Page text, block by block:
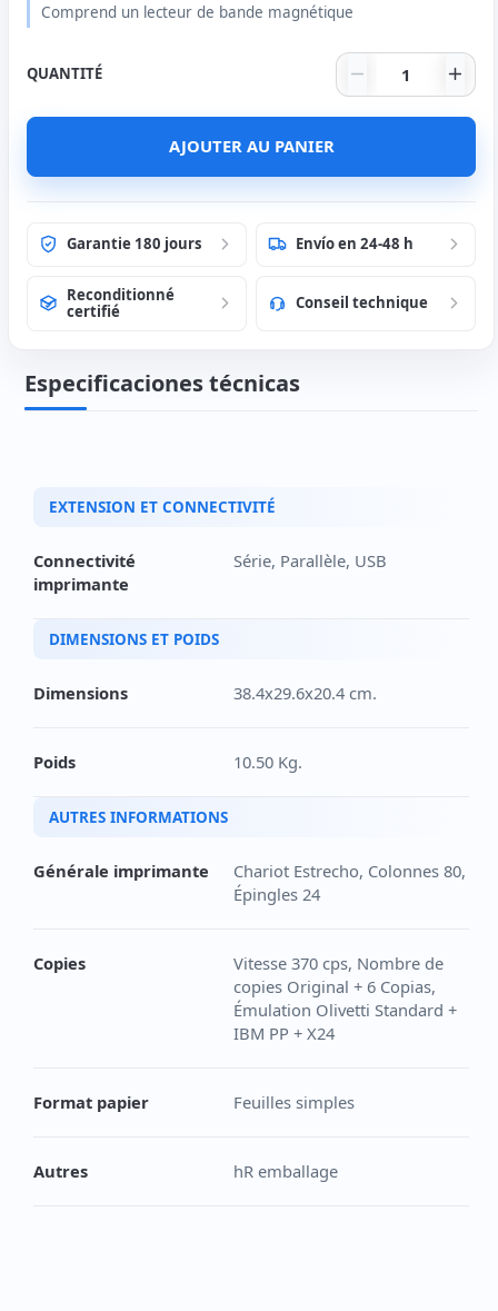
Comprend un lecteur de bande magnétique
QUANTITÉ quantité de
AJOUTER AU PANIER
Garantie 180 jours Envío en 24-48 h
Reconditionné
certifié
Conseil technique
Especificaciones técnicas
EXTENSION ET CONNECTIVITÉ
Connectivité
imprimante
Série, Parallèle, USB
DIMENSIONS ET POIDS
Dimensions 38.4x29.6x20.4 cm.
Poids 10.50 Kg.
AUTRES INFORMATIONS
Générale imprimante
Chariot Estrecho, Colonnes 80,
Épingles 24
Copies
Vitesse 370 cps, Nombre de
copies Original + 6 Copias,
Émulation Olivetti Standard +
IBM PP + X24
Format papier Feuilles simples
Autres hR emballage